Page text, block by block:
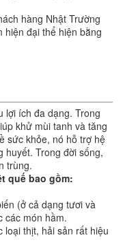
hàng Nhật Trường
hiện đại thể hiện bằng
lợi ích đa dạng. Trong
khử mùi tanh và tăng
sức khỏe, nó hỗ trợ hệ
huyết. Trong đời sống,
trùng.
quế bao gồm:
(ở cả dạng tươi và
các món hầm.
thịt, hải sản rất hiệu